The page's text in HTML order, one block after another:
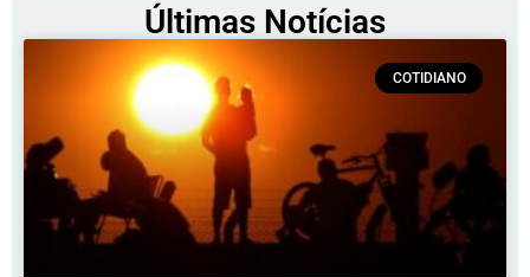
Últimas Notícias
COTIDIANO